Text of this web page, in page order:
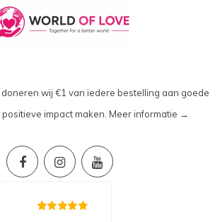
wij €1 van iedere bestelling aan goede
impact maken. Meer informatie →